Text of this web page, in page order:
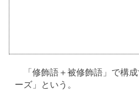
「修飾語＋被修飾語」で構
ーズ」という。